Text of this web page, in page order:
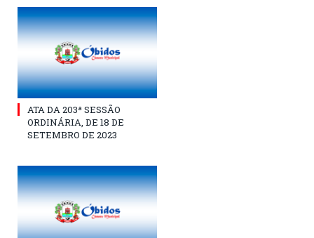
ATA DA 203ª SESSÃO
ORDINÁRIA, DE 18 DE
SETEMBRO DE 2023